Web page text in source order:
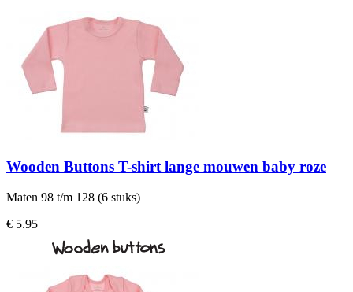
Wooden Buttons T-shirt lange mouwen baby roze
Maten 98 t/m 128 (6 stuks)
€ 5.95